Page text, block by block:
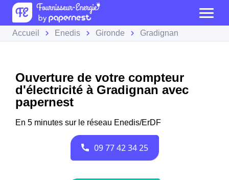
Accueil Enedis Gironde Gradignan